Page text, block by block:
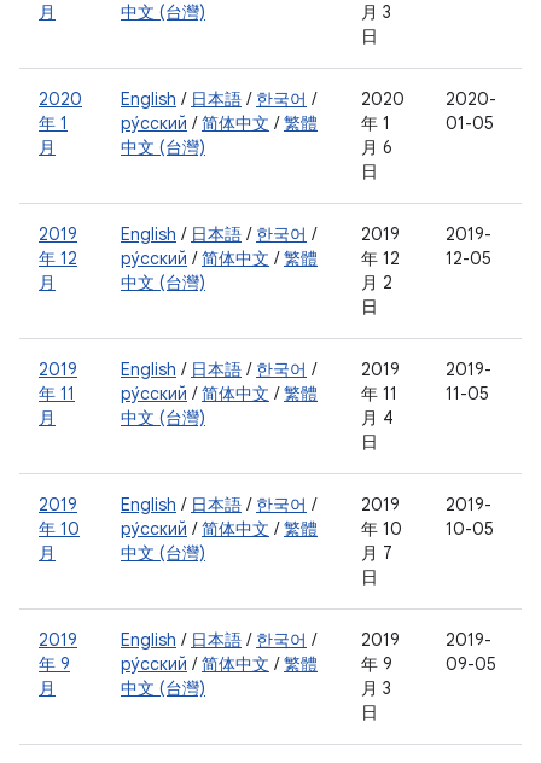
月
中文 (台灣)
月 3
日
2020
年 1
月
English / 日本語 / 한국어 /
ру́сский /简体中文 /繁體
中文 (台灣)
2020
年 1
月 6
日
2020-
01-05
2019
年 12
月
English / 日本語 / 한국어 /
ру́сский /简体中文 /繁體
中文 (台灣)
2019
年 12
月 2
日
2019-
12-05
2019
年 11
月
English / 日本語 / 한국어 /
ру́сский /简体中文 /繁體
中文 (台灣)
2019
年 11
月 4
日
2019-
11-05
2019
年 10
月
English / 日本語 / 한국어 /
ру́сский /简体中文 /繁體
中文 (台灣)
2019
年 10
月 7
日
2019-
10-05
2019
年 9
月
English / 日本語 / 한국어 /
ру́сский /简体中文 /繁體
中文 (台灣)
2019
年 9
月 3
日
2019-
09-05